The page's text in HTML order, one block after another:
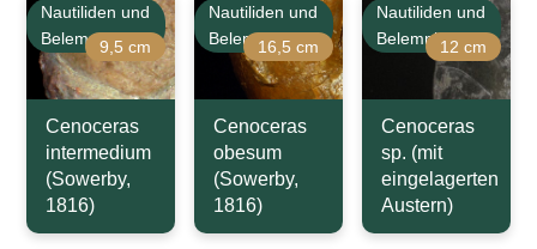
Nautiliden und
Belemniten9,5 cm
Cenoceras
intermedium
(Sowerby,
1816)
Nautiliden und
Belemniten
16,5 cm
Cenoceras
obesum
(Sowerby,
1816)
Nautiliden und
Belemniten12 cm
Cenoceras
sp. (mit
eingelagerten
Austern)